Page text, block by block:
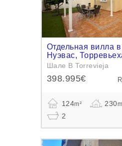
Отдельная вилла в
Нуэвас,
Шале В Torrevieja
398.995€
124m² 230
2